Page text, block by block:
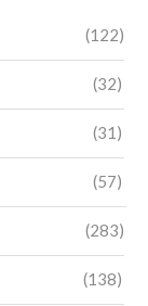
(122)
(32)
(31)
(57)
(283)
(138)